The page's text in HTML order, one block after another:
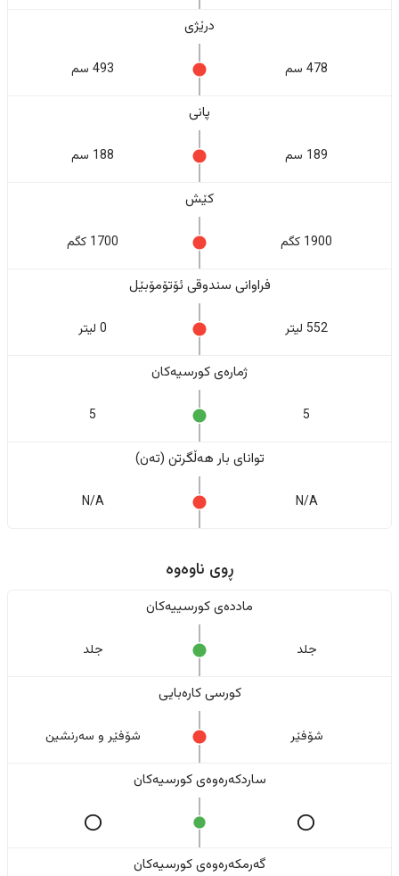
درێژی
478 سم 493 سم
پانی
189 سم 188 سم
کێش
1900 کگم 1700 کگم
فراوانی سندوقی ئۆتۆمۆبێل
552 لیتر 0 لیتر
ژمارەی کورسیەکان
5
5
تواناى بار هەڵگرتن (تەن)
N/A
N/A
ڕوی ناوەوە
ماددەی کورسییەکان
جلد جلد
کورسی کارەبایی
شۆفێر شۆفێر و سەرنشین
ساردکەرەوەی کورسیەکان
گەرمکەرەوەی کورسیەکان